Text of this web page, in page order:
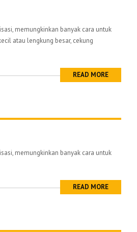
memungkinkan banyak cara untuk
atau lengkung besar, cekung
READ MORE
memungkinkan banyak cara untuk
READ MORE